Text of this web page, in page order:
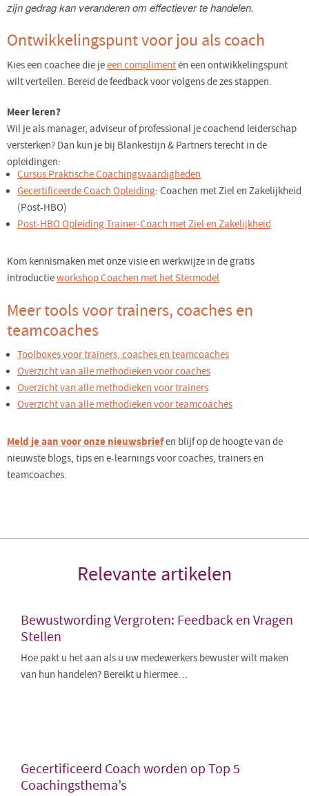
zijn gedrag kan veranderen om effectiever te handelen.
Ontwikkelingspunt voor jou als coach
Kies een coachee die jeeen complimentén een ontwikkelingspunt
wilt vertellen. Bereid de feedback voor volgens de zes stappen.
Meer leren?
Wil je als manager, adviseur of professional je coachend leiderschap
versterken? Dan kun je bij Blankestijn & Partners terecht in de
opleidingen:
Cursus Praktische Coachingsvaardigheden
Gecertificeerde Coach Opleiding: Coachen met Ziel en Zakelijkheid
(Post-HBO)
Post-HBO Opleiding Trainer-Coach met Ziel en Zakelijkheid
Kom kennismaken met onze visie en werkwijze in de gratis
introductieworkshop Coachen met het Stermodel
Meer tools voor trainers, coaches en
teamcoaches
Toolboxes voor trainers, coaches en teamcoaches
Overzicht van alle methodieken voor coaches
Overzicht van alle methodieken voor trainers
Overzicht van alle methodieken voor teamcoaches
Meld je aan voor onze nieuwsbriefen blijf op de hoogte van de
nieuwste blogs, tips en e-learnings voor coaches, trainers en
teamcoaches.
Relevante artikelen
Bewustwording Vergroten: Feedback en Vragen
Stellen
Hoe pakt u het aan als u uw medewerkers bewuster wilt maken
van hun handelen? Bereikt u hiermee…
Gecertificeerd Coach worden op Top 5
Coachingsthema’s